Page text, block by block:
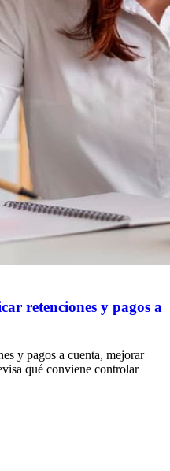
retenciones y pagos a
y pagos a cuenta, mejorar
qué conviene controlar